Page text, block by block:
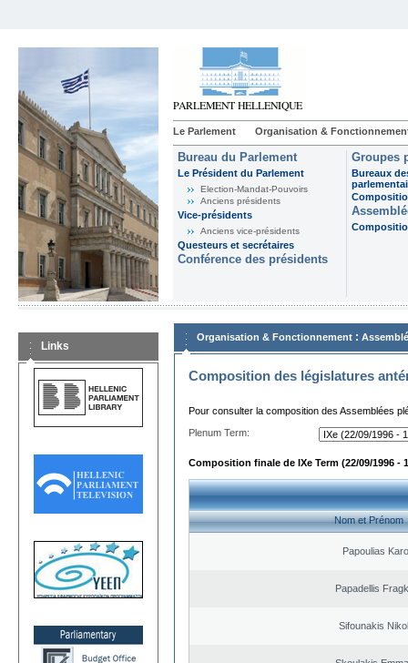
Le Parlement Organisation &
Bureau du Parlement
Le Président du Parlement
Election-Mandat-Pouvoirs
Anciens présidents
Vice-présidents
Anciens vice-présidents
Questeurs et secrétaires
Conférence des présidents
Groupes
Bureaux
Links
Organisation & Fonctionnement :
Composition des législatures
Pour consulter la composition des Assemblées
Plenum Term:
Composition finale de IXe Term (22/09/1996 -
Nom et Prénom
Papoulias
Papadellis
Sifounakis